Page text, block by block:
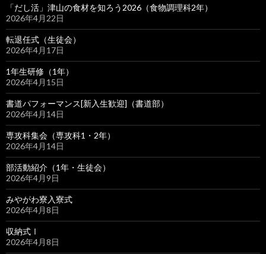
「だし活」津山の食材を知ろう2026（食物調理科2年）
2026年4月22日
転退任式（生徒会）
2026年4月17日
1年生研修（1年）
2026年4月15日
書道パフォーマンス[新入生歓迎]（書道部）
2026年4月14日
専攻科集会（専攻科1・2年）
2026年4月14日
部活動紹介（1年・生徒会）
2026年4月9日
みやがわ寮入寮式
2026年4月8日
収納式Ⅰ
2026年4月8日